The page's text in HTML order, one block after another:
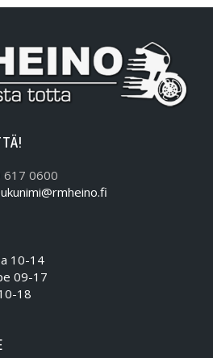
617 0600
10-14
09-17
18